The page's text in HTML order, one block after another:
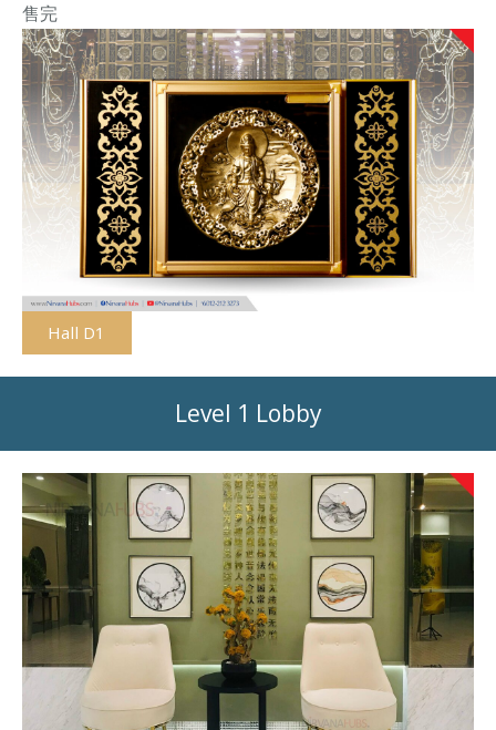
售完
Hall D1
Level 1 Lobby